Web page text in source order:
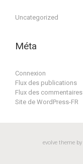
Uncategorized
Méta
Connexion
Flux des publications
Flux des commentaires
Site de WordPress-FR
evolve theme